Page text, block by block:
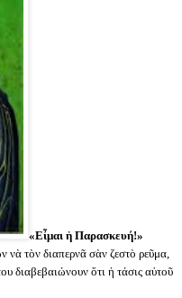
«Εἶμαι ἡ Παρασκευή!»
τὸν διαπερνᾶ σὰν ζεστὸ ρεῦμα,
διαβεβαιώνουν ὅτι ἡ τάσις αὐτοῦ